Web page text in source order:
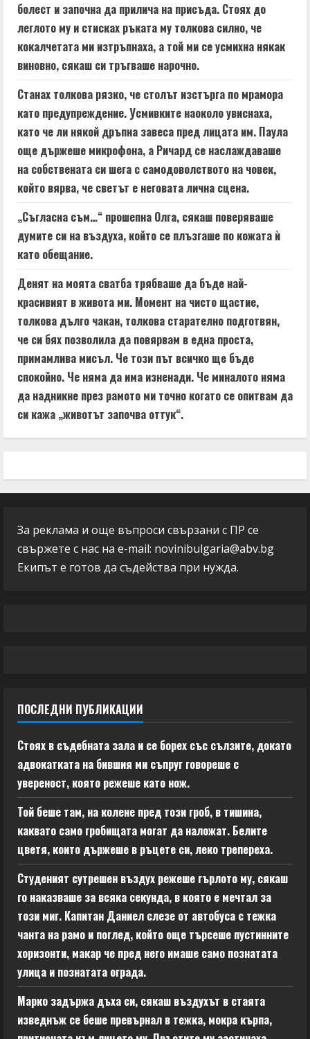
болест и започна да прилича на присъда. Стоях до
леглото му и стисках ръката му толкова силно, че
кокалчетата ми изтръпнаха, а той ми се усмихна някак
виновно, сякаш си тръгваше нарочно.
Станах толкова рязко, че столът изстърга по мрамора
като предупреждение. Усмивките наоколо увиснаха,
като че ли някой дръпна завеса пред лицата им. Паула
още държеше микрофона, а Ричард се наслаждаваше
на собствената си шега с самодоволството на човек,
който вярва, че светът е неговата лична сцена.
„Съгласна съм…“ прошепна Олга, сякаш поверяваше
думите си на въздуха, който се плъзгаше по кожата ѝ
като обещание.
Денят на моята сватба трябваше да бъде най-
красивият в живота ми. Момент на чисто щастие,
толкова дълго чакан, толкова старателно подготвян,
че си бях позволила да повярвам в една проста,
примамлива мисъл. Че този път всичко ще бъде
спокойно. Че няма да има изненади. Че миналото няма
да надникне през рамото ми точно когато се опитвам да
си кажа „животът започва оттук“.
За реклама и още въпроси свързани с ПР се
свържете с нас на e-mail: novinibulgaria@abv.bg
Екипът е готов да съдейства при нужда.
ПОСЛЕДНИ ПУБЛИКАЦИИ
Стоях в съдебната зала и се борех със сълзите, докато
адвокатката на бившия ми съпруг говореше с
увереност, която режеше като нож.
Той беше там, на колене пред този гроб, в тишина,
каквато само гробищата могат да наложат. Белите
цветя, които държеше в ръцете си, леко трепереха.
Студеният сутрешен въздух режеше гърлото му, сякаш
го наказваше за всяка секунда, в която е мечтал за
този миг. Капитан Даниел слезе от автобуса с тежка
чанта на рамо и поглед, който още търсеше пустинните
хоризонти, макар че пред него имаше само познатата
улица и познатата ограда.
Марко задържа дъха си, сякаш въздухът в стаята
изведнъж се беше превърнал в тежка, мокра кърпа,